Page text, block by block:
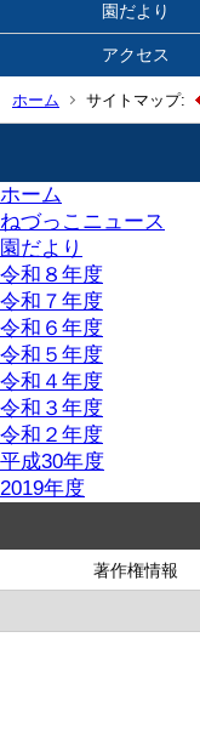
園だより
アクセス
ホーム サイトマップ:
ホーム
ねづっこニュース
園だより
令和８年度
令和７年度
令和６年度
令和５年度
令和４年度
令和３年度
令和２年度
平成30年度
2019年度
著作権情報